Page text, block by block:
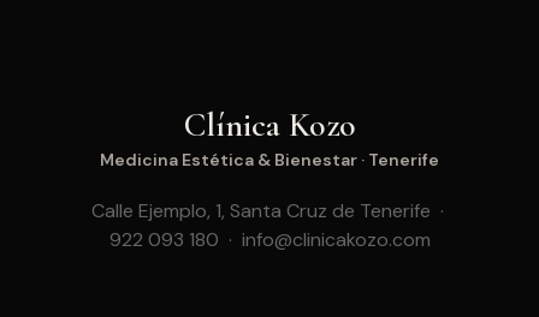
Clínica Kozo
Medicina Estética & Bienestar · Tenerife
Calle Ejemplo, 1, Santa Cruz de Tenerife ·
922 093 180 · info@clinicakozo.com